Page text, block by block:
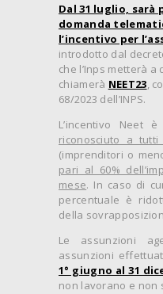
Dal 31 luglio, sarà
domanda
l’incentivo per
introdotto dal
che l’Inps metterà
chiamerà NEET23,
68/2023 dell’INPS.
L’incentivo Neet
riconosciuto a
(imprenditori o
pari al 60%
mese. In caso di
percentuale è
della
Le assunzioni
assunzioni
1° giugno al 31
non lavorano e non